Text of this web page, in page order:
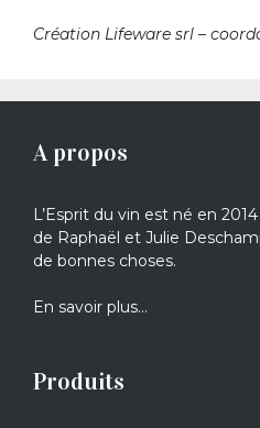
Création Lifeware srl –
A propos
L’Esprit du vin est né en
de Raphaël et Julie
de bonnes choses.
En savoir plus…
Produits